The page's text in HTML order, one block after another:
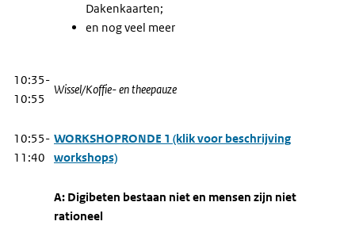
Dakenkaarten;
en nog veel meer
10:35-
10:55
Wissel/Koffie- en theepauze
10:55-
11:40
WORKSHOPRONDE 1 (klik voor beschrijving
workshops)
A: Digibeten bestaan niet en mensen zijn niet
rationeel